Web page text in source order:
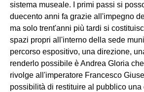
sistema museale. I primi passi si
duecento anni fa grazie all'impegno
ma solo trent'anni più tardi si
spazi propri all'interno della sede
percorso espositivo, una direzione,
renderlo possibile è Andrea Gloria
rivolge all'imperatore Francesco
possibilità di restituire al pubblico una